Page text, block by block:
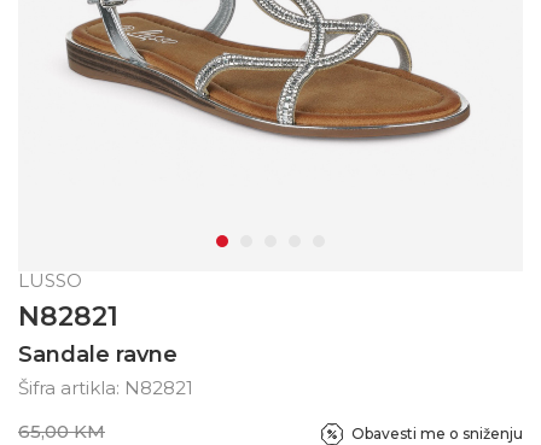
LUSSO
N82821
Sandale ravne
Šifra artikla: N82821
65,00 KM Obavesti me o sniženju